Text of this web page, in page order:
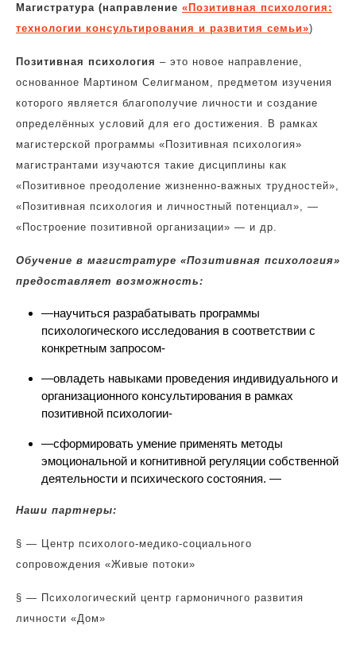
Магистратура (направление «Позитивная психология:
технологии консультирования и развития семьи»)
Позитивная психология – это новое направление,
основанное Мартином Селигманом, предметом изучения
которого является благополучие личности и создание
определённых условий для его достижения. В рамках
магистерской программы «Позитивная психология»
магистрантами изучаются такие дисциплины как
«Позитивное преодоление жизненно-важных трудностей»,
«Позитивная психология и личностный потенциал», —
«Построение позитивной организации» — и др.
Обучение в магистратуре «Позитивная психология»
предоставляет возможность:
—научиться разрабатывать программы
психологического исследования в соответствии с
конкретным запросом-
—овладеть навыками проведения индивидуального и
организационного консультирования в рамках
позитивной психологии-
—сформировать умение применять методы
эмоциональной и когнитивной регуляции собственной
деятельности и психического состояния. —
Наши партнеры:
§ — Центр психолого-медико-социального
сопровождения «Живые потоки»
§ — Психологический центр гармоничного развития
личности «Дом»